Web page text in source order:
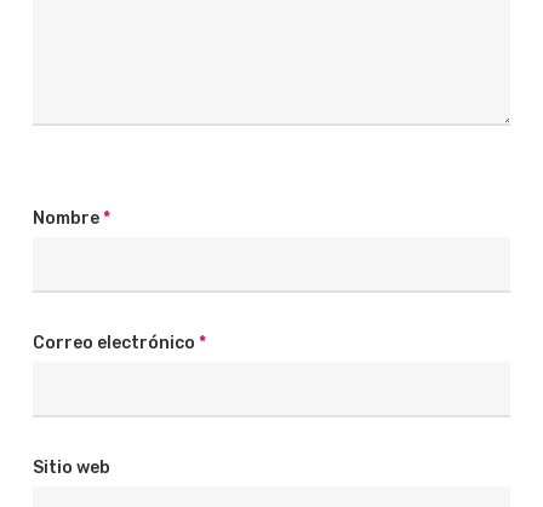
Nombre*
Correo electrónico *
Sitio web